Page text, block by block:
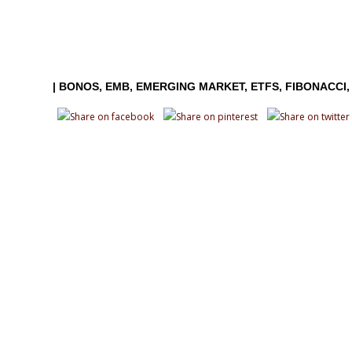
| BONOS EMB EMERGING MARKET ETFS FIBONACCI